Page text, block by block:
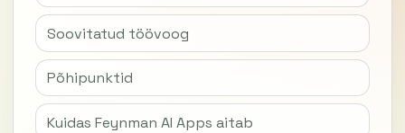
Soovitatud töövoog
Põhipunktid
Kuidas Feynman AI Apps aitab